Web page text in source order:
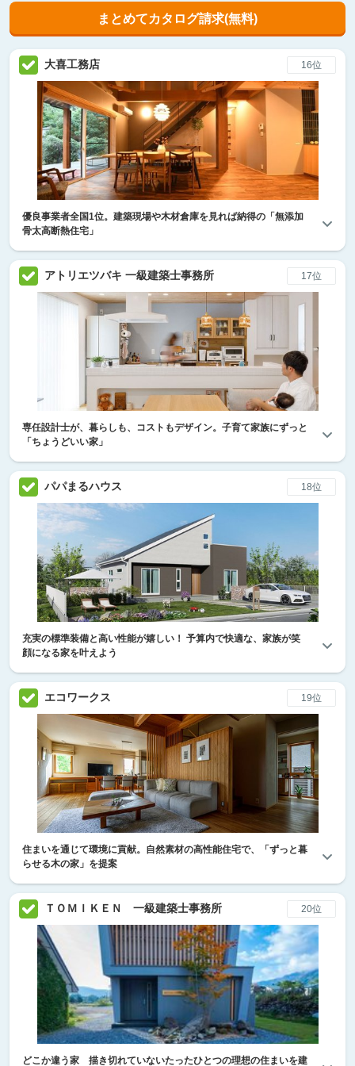
まとめてカタログ請求(無料)
大喜工務店 16位
優良事業者全国1位。建築現場や木材倉庫を見れば納得の「無添加
骨太高断熱住宅」
アトリエツバキ 一級建築士事務所 17位
専任設計士が、暮らしも、コストもデザイン。子育て家族にずっと
「ちょうどいい家」
パパまるハウス 18位
充実の標準装備と高い性能が嬉しい！ 予算内で快適な、家族が笑
顔になる家を叶えよう
エコワークス 19位
住まいを通じて環境に貢献。自然素材の高性能住宅で、「ずっと暮
らせる木の家」を提案
ＴＯＭＩＫＥＮ 一級建築士事務所 20位
どこか違う家 描き切れていないたったひとつの理想の住まいを建